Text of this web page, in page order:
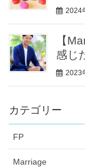
2024
【
感じ
2023
カテゴリー
FP
Marriage